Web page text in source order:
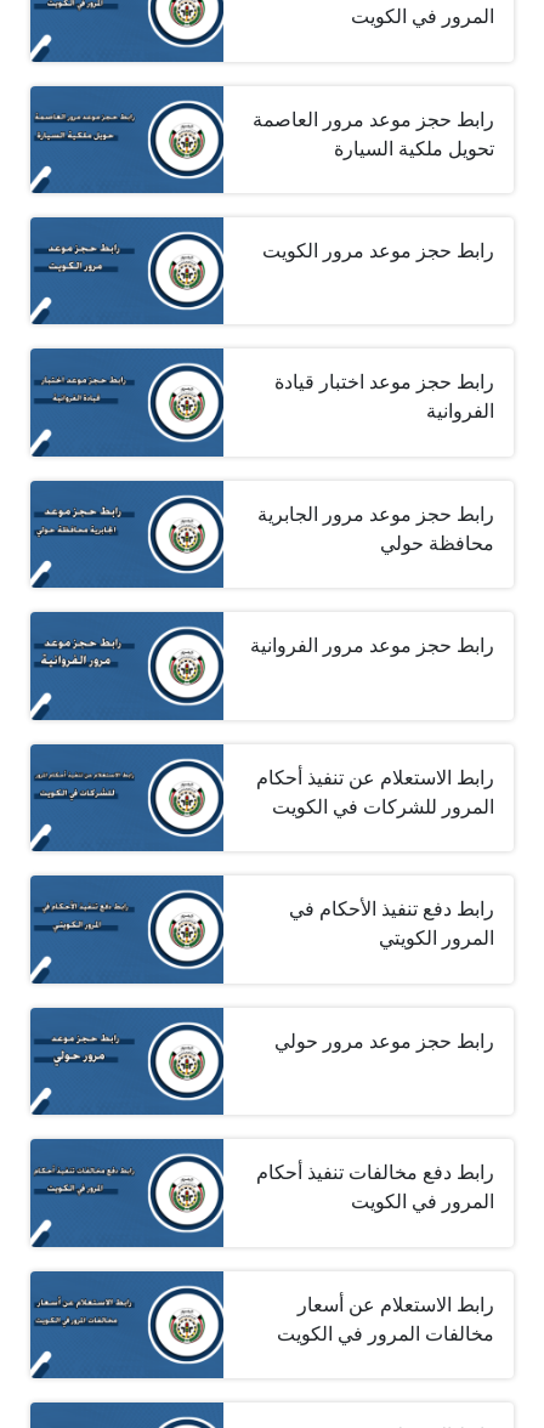
المرور في الكويت
رابط حجز موعد مرور العاصمة
تحويل ملكية السيارة
رابط حجز موعد مرور الكويت
رابط حجز موعد اختبار قيادة
الفروانية
رابط حجز موعد مرور الجابرية
محافظة حولي
رابط حجز موعد مرور الفروانية
رابط الاستعلام عن تنفيذ أحكام
المرور للشركات في الكويت
رابط دفع تنفيذ الأحكام في
المرور الكويتي
رابط حجز موعد مرور حولي‎ ‎
رابط دفع مخالفات تنفيذ أحكام
المرور في الكويت
رابط الاستعلام عن أسعار
مخالفات المرور في الكويت